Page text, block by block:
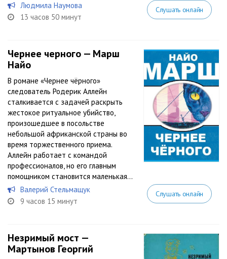
Людмила Наумова
13 часов 50 минут
Слушать онлайн
Чернее черного — Марш
Найо
В романе «Чернее чёрного»
следователь Родерик Аллейн
сталкивается с задачей раскрыть
жестокое ритуальное убийство,
произошедшее в посольстве
небольшой африканской страны во
время торжественного приема.
Аллейн работает с командой
профессионалов, но его главным
помощником становится маленькая...
Валерий Стельмащук
9 часов 15 минут
Слушать онлайн
Незримый мост —
Мартынов Георгий